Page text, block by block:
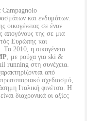
Campagnolo
και ενδυμάτων.
οικογένειας σε έναν
απογόνους της σε μια
Ευρώπης και
Το 2010, η οικογένεια
, με ρούχα για ski &
running στη συνέχεια.
από
σχεδιασμό,
Ιταλική φινέτσα. Η
διαχρονικά οι αξίες